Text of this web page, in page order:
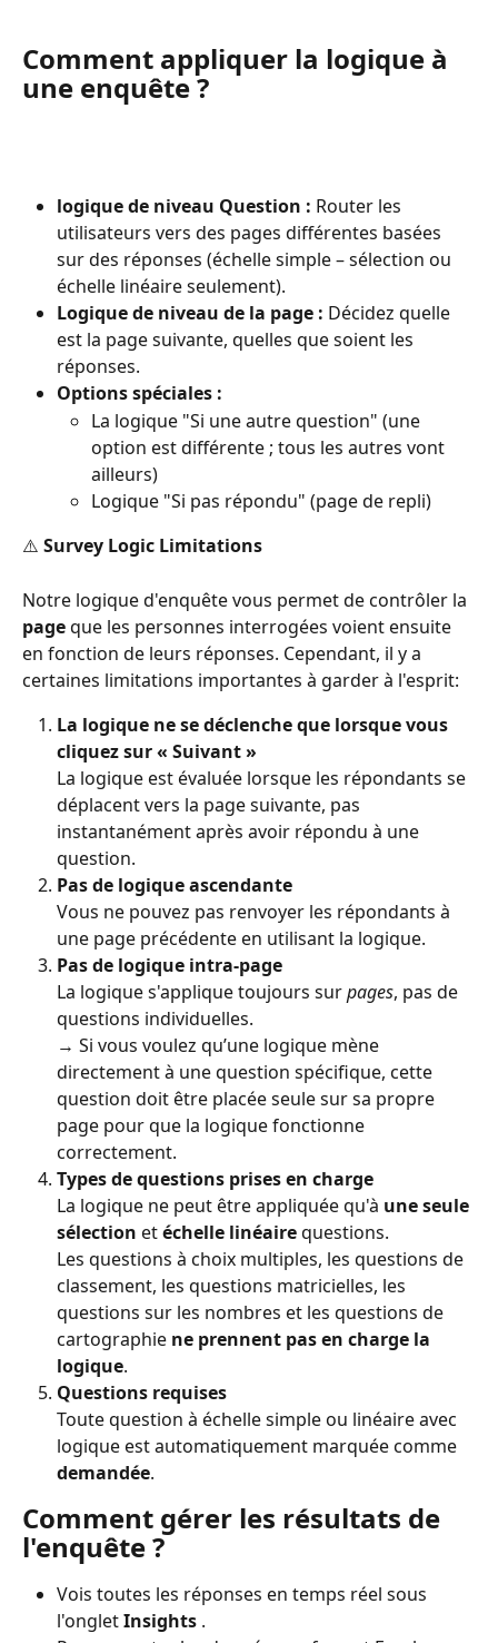
Comment appliquer la logique à
une enquête ?
logique de niveau Question : Router les
utilisateurs vers des pages différentes basées
sur des réponses (échelle simple – sélection ou
échelle linéaire seulement).
Logique de niveau de la page : Décidez quelle
est la page suivante, quelles que soient les
réponses.
Options spéciales :
La logique "Si une autre question" (une
option est différente ; tous les autres vont
ailleurs)
Logique "Si pas répondu" (page de repli)
⚠️ Survey Logic Limitations
Notre logique d'enquête vous permet de contrôler la
page que les personnes interrogées voient ensuite
en fonction de leurs réponses. Cependant, il y a
certaines limitations importantes à garder à l'esprit:
La logique ne se déclenche que lorsque vous
cliquez sur « Suivant »
La logique est évaluée lorsque les répondants se
déplacent vers la page suivante, pas
instantanément après avoir répondu à une
question.
Pas de logique ascendante
Vous ne pouvez pas renvoyer les répondants à
une page précédente en utilisant la logique.
Pas de logique intra-page
La logique s'applique toujours sur pages, pas de
questions individuelles.
→ Si vous voulez qu’une logique mène
directement à une question spécifique, cette
question doit être placée seule sur sa propre
page pour que la logique fonctionne
correctement.
Types de questions prises en charge
La logique ne peut être appliquée qu'à une seule
sélection et échelle linéaire questions.
Les questions à choix multiples, les questions de
classement, les questions matricielles, les
questions sur les nombres et les questions de
cartographie ne prennent pas en charge la
logique.
Questions requises
Toute question à échelle simple ou linéaire avec
logique est automatiquement marquée comme
demandée.
Comment gérer les résultats de
l'enquête ?
Vois toutes les réponses en temps réel sous
l'onglet Insights .